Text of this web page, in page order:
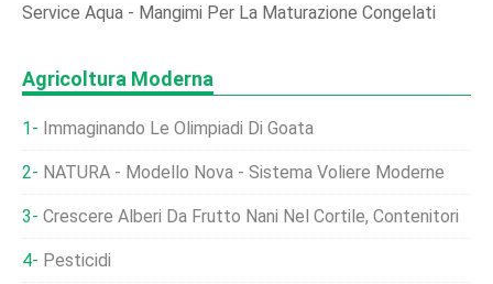
Service Aqua - Mangimi Per La Maturazione Congelati
Agricoltura Moderna
Immaginando Le Olimpiadi Di Goata
NATURA - Modello Nova - Sistema Voliere Moderne
Crescere Alberi Da Frutto Nani Nel Cortile, Contenitori
Pesticidi